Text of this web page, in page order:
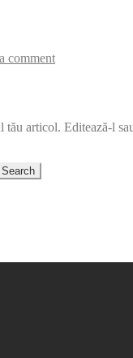
comment
articol. Editează-l